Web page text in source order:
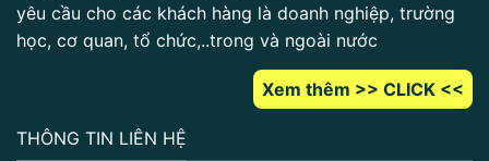
yêu cầu cho các khách hàng là doanh nghiệp, trường
học, cơ quan, tổ chức,..trong và ngoài nước
Xem thêm >> CLICK <<
THÔNG TIN LIÊN HỆ